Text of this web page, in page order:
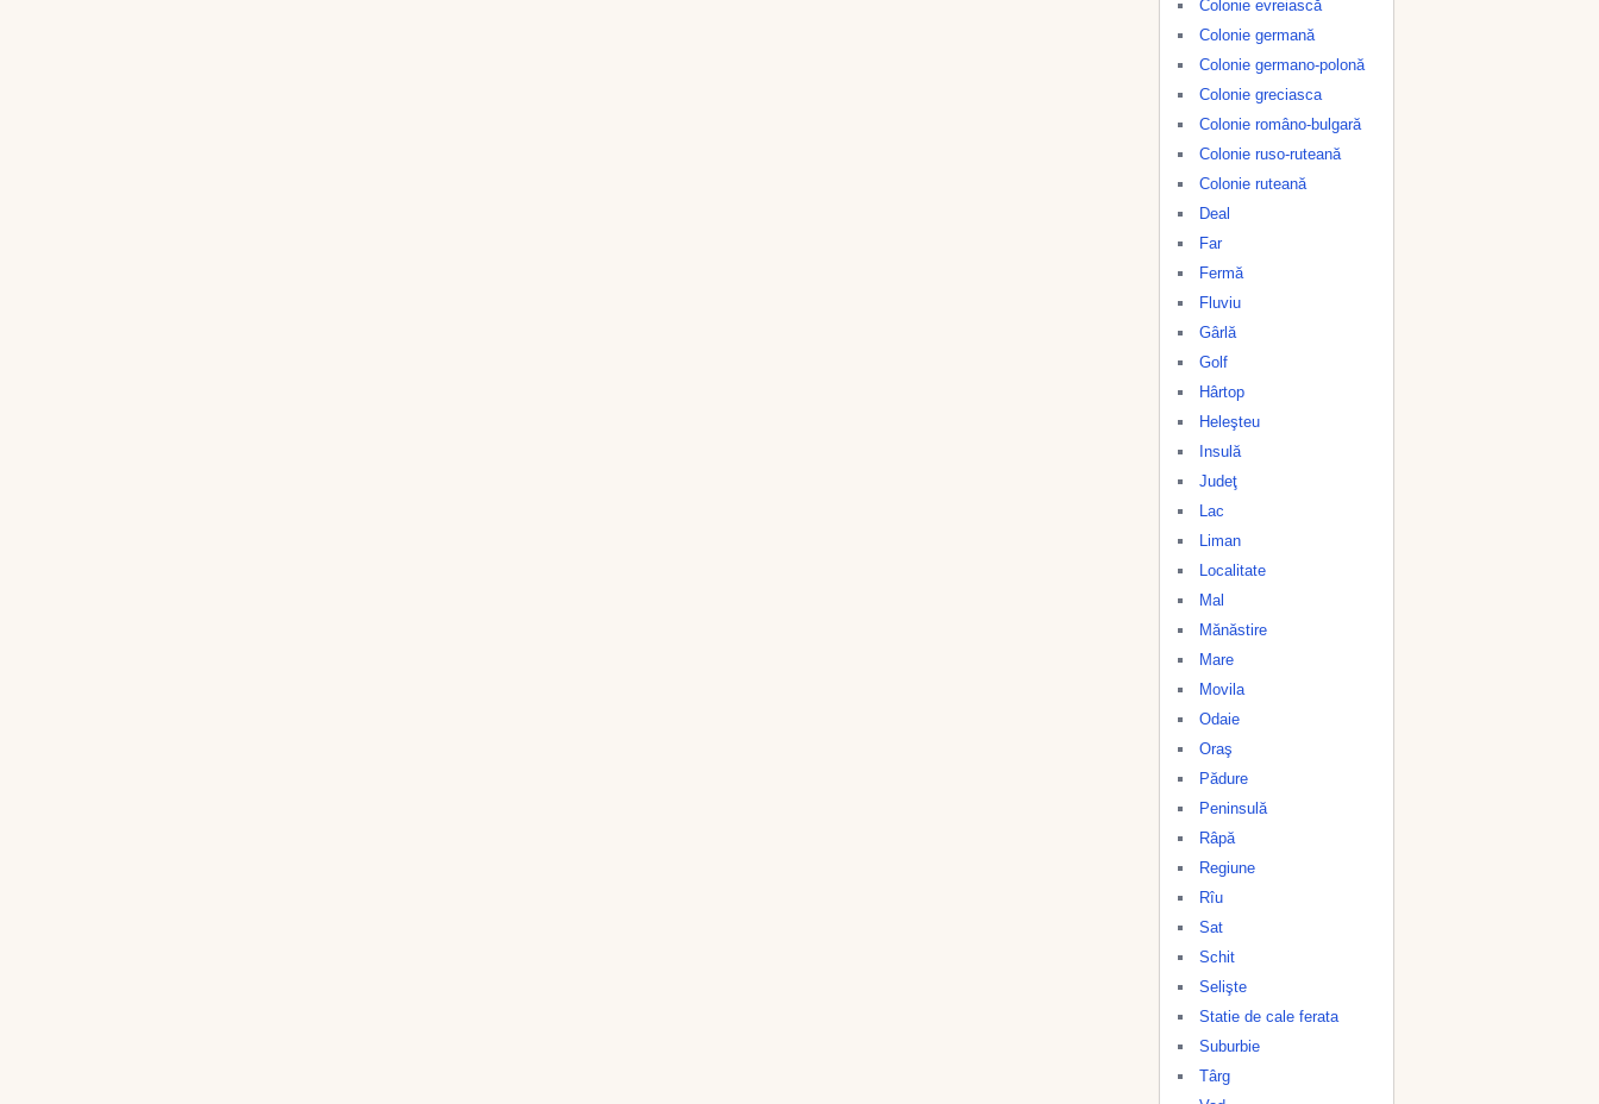
Colonie evreiască
Colonie germană
Colonie germano-polonă
Colonie greciasca
Colonie româno-bulgară
Colonie ruso-ruteană
Colonie ruteană
Deal
Far
Fermă
Fluviu
Gârlă
Golf
Hârtop
Heleşteu
Insulă
Judeţ
Lac
Liman
Localitate
Mal
Mănăstire
Mare
Movila
Odaie
Oraş
Pădure
Peninsulă
Râpă
Regiune
Rîu
Sat
Schit
Selişte
Statie de cale ferata
Suburbie
Târg